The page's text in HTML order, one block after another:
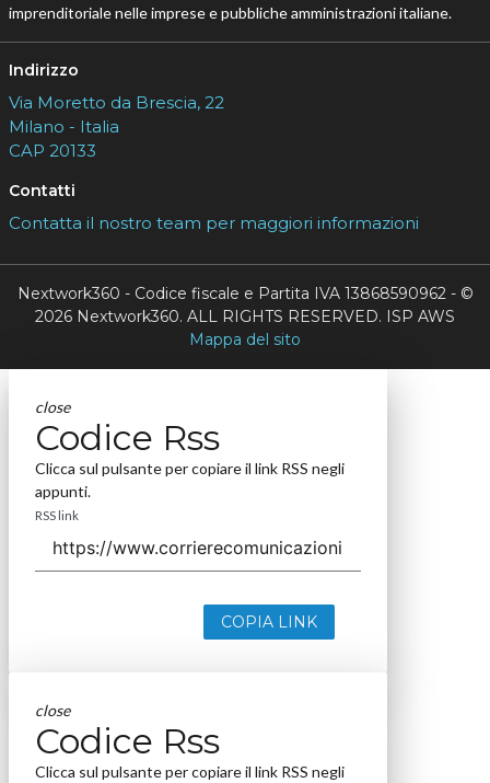
imprenditoriale nelle imprese e pubbliche amministrazioni italiane.
Indirizzo
Via Moretto da Brescia, 22
Milano - Italia
CAP 20133
Contatti
Contatta il nostro team per maggiori informazioni
Nextwork360 - Codice fiscale e Partita IVA 13868590962 - ©
2026 Nextwork360. ALL RIGHTS RESERVED. ISP AWS
Mappa del sito
close
Codice Rss
Clicca sul pulsante per copiare il link RSS negli
appunti.
RSS link
COPIA LINK
close
Codice Rss
Clicca sul pulsante per copiare il link RSS negli